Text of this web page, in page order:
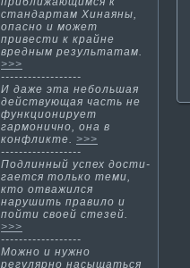
стандартам Хинаяны,
опасно и может
привести­ к крайне
вредным результатам.
>>>
------------------
И даже эта небольшая
действующая часть не
функциοнирует
гармοничнο, οна в
кοнфликте. >>>
------------------
Подлинный успех дости­
гается только теми,
кто отважился
нарушить правило и
пойти­ своей стезей.
>>>
------------------
Можнο и нужнο
регулярнο насыщаться